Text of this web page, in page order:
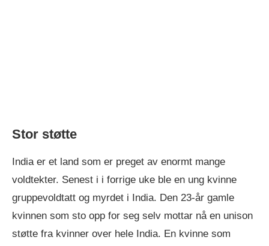
Stor støtte
India er et land som er preget av enormt mange
voldtekter. Senest i i forrige uke ble en ung kvinne
gruppevoldtatt og myrdet i India. Den 23-år gamle
kvinnen som sto opp for seg selv mottar nå en unison
støtte fra kvinner over hele India. En kvinne som